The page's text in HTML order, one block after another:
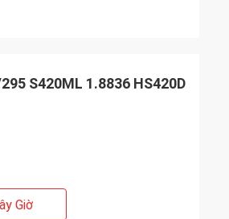
S420ML 1.8836 HS420D
Giờ